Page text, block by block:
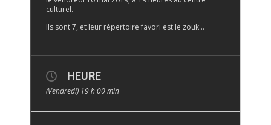
culturel.
Ils sont 7, et leur répertoire favori est le zouk ..
HEURE
(Vendredi) 19 h 00 min